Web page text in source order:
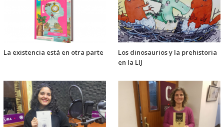
La existencia está en otra parte
Los dinosaurios y la prehistoria
en la LIJ